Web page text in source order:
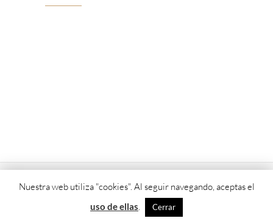
© 2026Parroquia Epifanía del Señor y Santo Tomás de
Nuestra web utiliza "cookies". Al seguir navegando, aceptas el
uso de ellas. Cerrar